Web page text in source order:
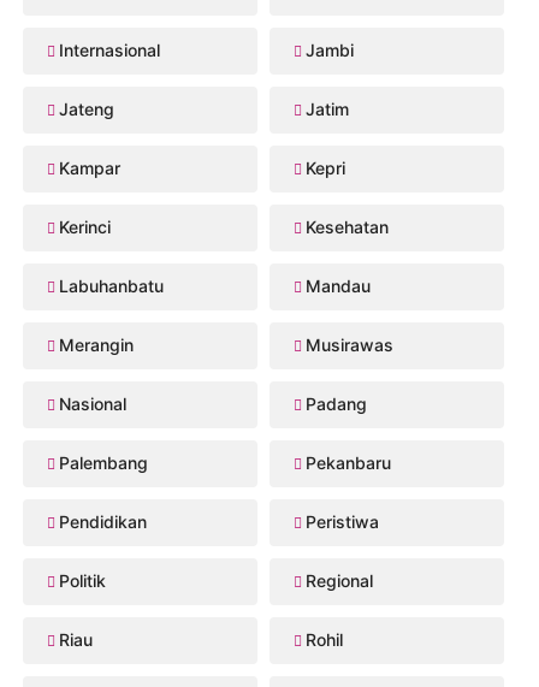
Internasional Jambi
Jateng Jatim
Kampar Kepri
Kerinci Kesehatan
Labuhanbatu Mandau
Merangin Musirawas
Nasional Padang
Palembang Pekanbaru
Pendidikan Peristiwa
Politik Regional
Riau Rohil